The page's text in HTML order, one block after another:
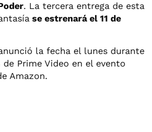
. La tercera entrega de esta
se estrenará el 11 de
la fecha el lunes durante
Prime Video en el evento
Amazon.